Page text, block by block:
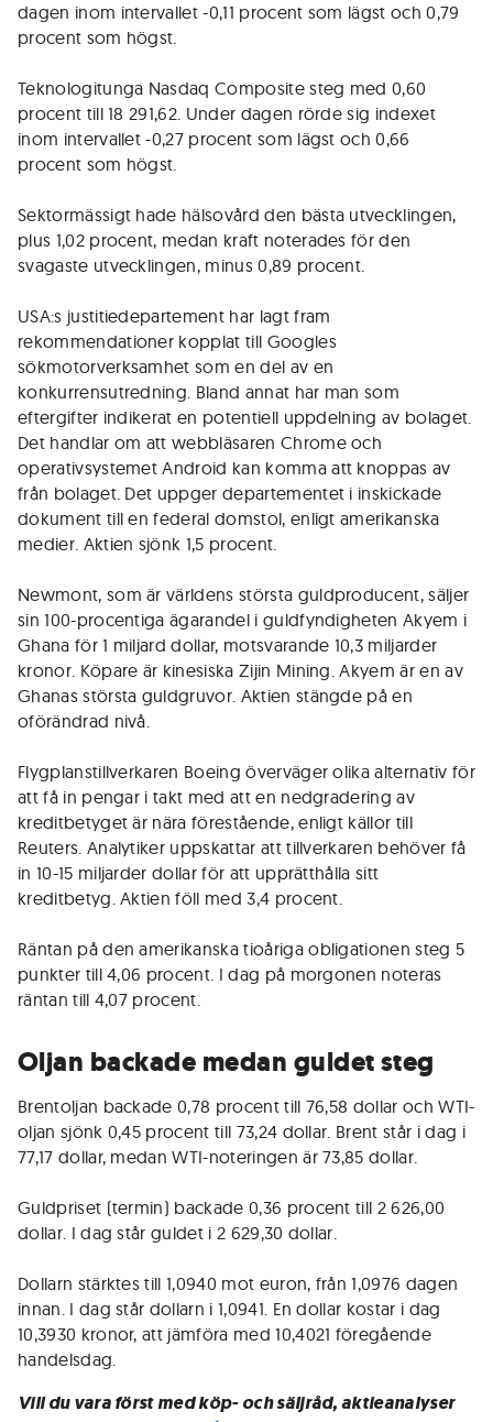
dagen inom intervallet -0,11 procent som lägst och 0,79
procent som högst.
Teknologitunga Nasdaq Composite steg med 0,60
procent till 18 291,62. Under dagen rörde sig indexet
inom intervallet -0,27 procent som lägst och 0,66
procent som högst.
Sektormässigt hade hälsovård den bästa utvecklingen,
plus 1,02 procent, medan kraft noterades för den
svagaste utvecklingen, minus 0,89 procent.
USA:s justitiedepartement har lagt fram
rekommendationer kopplat till Googles
sökmotorverksamhet som en del av en
konkurrensutredning. Bland annat har man som
eftergifter indikerat en potentiell uppdelning av bolaget.
Det handlar om att webbläsaren Chrome och
operativsystemet Android kan komma att knoppas av
från bolaget. Det uppger departementet i inskickade
dokument till en federal domstol, enligt amerikanska
medier. Aktien sjönk 1,5 procent.
Newmont, som är världens största guldproducent, säljer
sin 100-procentiga ägarandel i guldfyndigheten Akyem i
Ghana för 1 miljard dollar, motsvarande 10,3 miljarder
kronor. Köpare är kinesiska Zijin Mining. Akyem är en av
Ghanas största guldgruvor. Aktien stängde på en
oförändrad nivå.
Flygplanstillverkaren Boeing överväger olika alternativ för
att få in pengar i takt med att en nedgradering av
kreditbetyget är nära förestående, enligt källor till
Reuters. Analytiker uppskattar att tillverkaren behöver få
in 10-15 miljarder dollar för att upprätthålla sitt
kreditbetyg. Aktien föll med 3,4 procent.
Räntan på den amerikanska tioåriga obligationen steg 5
punkter till 4,06 procent. I dag på morgonen noteras
räntan till 4,07 procent.
Oljan backade medan guldet steg
Brentoljan backade 0,78 procent till 76,58 dollar och WTI-
oljan sjönk 0,45 procent till 73,24 dollar. Brent står i dag i
77,17 dollar, medan WTI-noteringen är 73,85 dollar.
Guldpriset (termin) backade 0,36 procent till 2 626,00
dollar. I dag står guldet i 2 629,30 dollar.
Dollarn stärktes till 1,0940 mot euron, från 1,0976 dagen
innan. I dag står dollarn i 1,0941. En dollar kostar i dag
10,3930 kronor, att jämföra med 10,4021 föregående
handelsdag.
Vill du vara först med köp- och säljråd, aktieanalyser